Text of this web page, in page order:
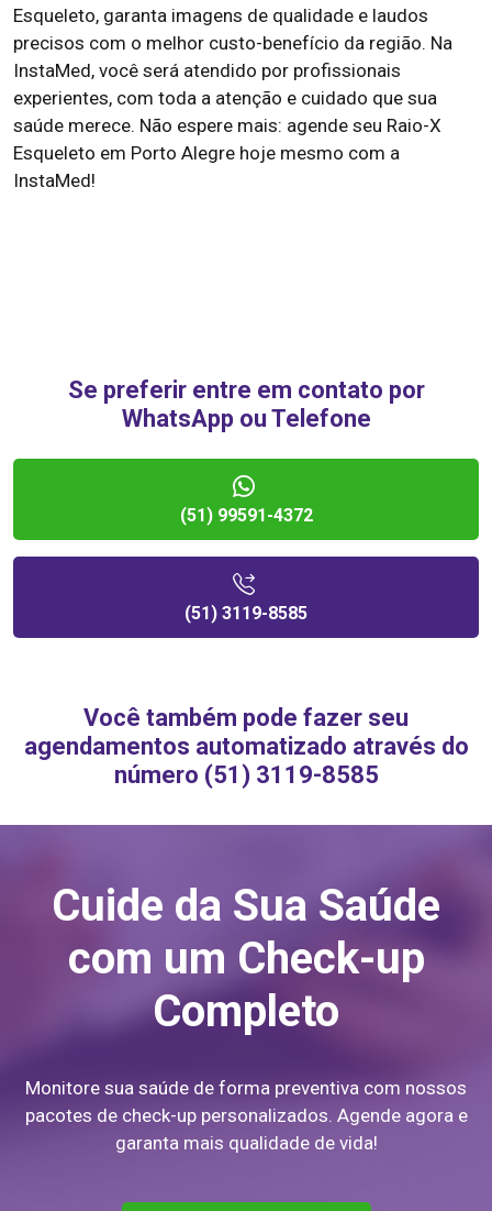
Esqueleto, garanta imagens de qualidade e laudos
precisos com o melhor custo-benefício da região. Na
InstaMed, você será atendido por profissionais
experientes, com toda a atenção e cuidado que sua
saúde merece. Não espere mais: agende seu Raio-X
Esqueleto em Porto Alegre hoje mesmo com a
InstaMed!
Se preferir entre em contato por
WhatsApp ou Telefone
(51) 99591-4372
(51) 3119-8585
Você também pode fazer seu
agendamentos automatizado através do
número (51) 3119-8585
Cuide da Sua Saúde
com um Check-up
Completo
Monitore sua saúde de forma preventiva com nossos
pacotes de check-up personalizados. Agende agora e
garanta mais qualidade de vida!